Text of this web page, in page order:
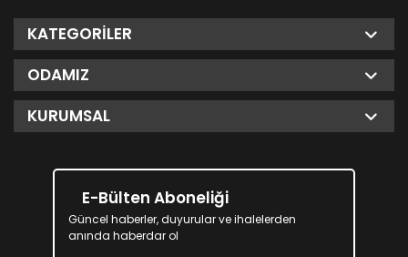
KATEGORILER
ODAMIZ
KURUMSAL
E-Bülten Aboneliği
Güncel haberler, duyurular ve ihalelerden
anında haberdar ol